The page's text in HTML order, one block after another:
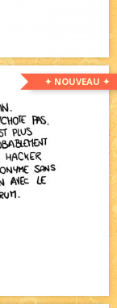
✦ NOUVEAU ✦